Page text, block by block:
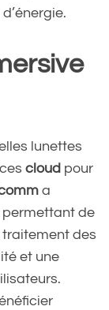
lunettes
cloud pour
a
permettant de
des
et une